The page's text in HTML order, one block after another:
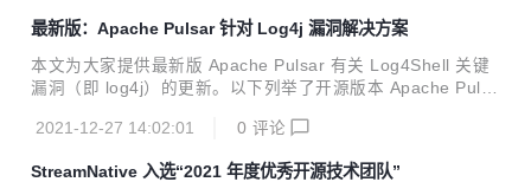
器 Pulsar 客户端的许多改进，包括 PIP-83、PIP-91、PIP-9
6 跨地域复制改进：PIP-88 跨集群复制模式 Apache Kafka si
nk 连接器可以作为 Pulsar sink ...
最新版：Apache Pulsar 针对 Log4j 漏洞解决方案
本文为大家提供最新版 Apache Pulsar 有关 Log4Shell 关键
漏洞（即 log4j）的更新。以下列举了开源版本 Apache Pulsa
2021-12-27 14:02:01
0 评论
StreamNative 入选“2021 年度优秀开源技术团队”